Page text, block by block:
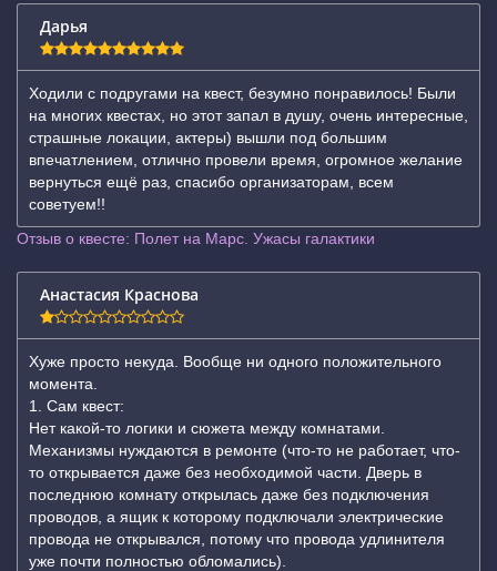
Дарья
Ходили с подругами на квест, безумно понравилось! Были
на многих квестах, но этот запал в душу, очень интересные,
страшные локации, актеры) вышли под большим
впечатлением, отлично провели время, огромное желание
вернуться ещё раз, спасибо организаторам, всем
советуем!!
Отзыв о квесте: Полет на Марс. Ужасы галактики
Анастасия Краснова
Хуже просто некуда. Вообще ни одного положительного
момента.
1. Сам квест:
Нет какой-то логики и сюжета между комнатами.
Механизмы нуждаются в ремонте (что-то не работает, что-
то открывается даже без необходимой части. Дверь в
последнюю комнату открылась даже без подключения
проводов, а ящик к которому подключали электрические
провода не открывался, потому что провода удлинителя
уже почти полностью обломались).